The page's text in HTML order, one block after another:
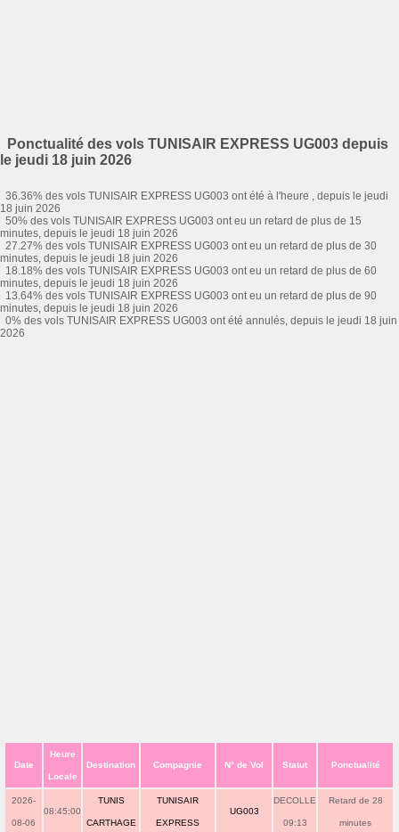
Ponctualité des vols TUNISAIR EXPRESS UG003 depuis
le jeudi 18 juin 2026
36.36% des vols TUNISAIR EXPRESS UG003 ont été à l'heure , depuis le jeudi
18 juin 2026
50% des vols TUNISAIR EXPRESS UG003 ont eu un retard de plus de 15
minutes, depuis le jeudi 18 juin 2026
27.27% des vols TUNISAIR EXPRESS UG003 ont eu un retard de plus de 30
minutes, depuis le jeudi 18 juin 2026
18.18% des vols TUNISAIR EXPRESS UG003 ont eu un retard de plus de 60
minutes, depuis le jeudi 18 juin 2026
13.64% des vols TUNISAIR EXPRESS UG003 ont eu un retard de plus de 90
minutes, depuis le jeudi 18 juin 2026
0% des vols TUNISAIR EXPRESS UG003 ont été annulés, depuis le jeudi 18 juin
2026
Date
Heure
Locale
Destination Compagnie N° de Vol Statut Ponctualité
2026-
08-06
08:45:00
TUNIS
CARTHAGE
TUNISAIR
EXPRESS
UG003
DECOLLE
09:13
Retard de 28
minutes